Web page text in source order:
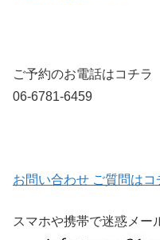
ご予約のお電話はコチラ
06-6781-6459
お問い合わせ ご質問は
スマホや携帯で迷惑メー